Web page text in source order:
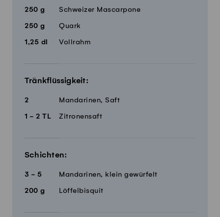
250 g Schweizer Mascarpone
250 g Quark
1,25 dl Vollrahm
Tränkflüssigkeit:
2 Mandarinen, Saft
1 - 2 TL Zitronensaft
Schichten:
3 - 5 Mandarinen, klein gewürfelt
200 g Löffelbisquit